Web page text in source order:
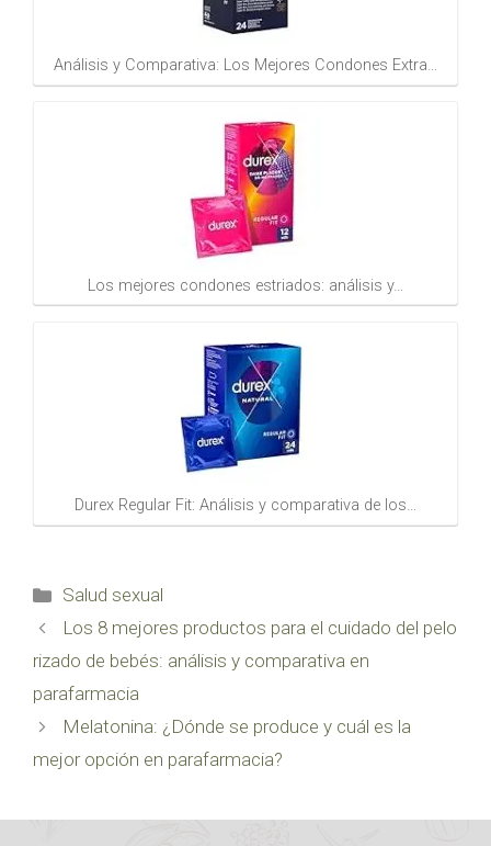
Análisis y Comparativa: Los Mejores Condones Extra…
Los mejores condones estriados: análisis y…
Durex Regular Fit: Análisis y comparativa de los…
Categorías
Salud sexual
Los 8 mejores productos para el cuidado del pelo
rizado de bebés: análisis y comparativa en
parafarmacia
Melatonina: ¿Dónde se produce y cuál es la
mejor opción en parafarmacia?